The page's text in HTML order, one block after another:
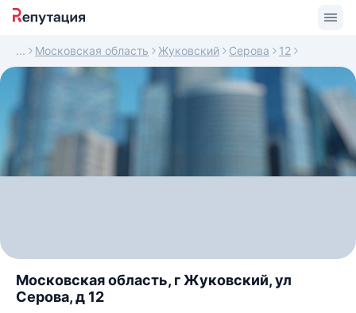
Московская область Жуковский Серова 12
Московская область, г Жуковский, ул
Серова, д 12